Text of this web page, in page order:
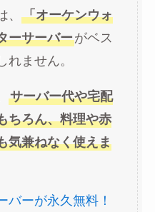
「オーケンウォ
ーサーバーがベス
れません。
サーバー代や宅配
ちろん、料理や赤
気兼ねなく使えま
バーが永久無料！